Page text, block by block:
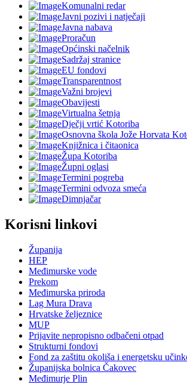
Komunalni redar
Javni pozivi i natječaji
Javna nabava
Proračun
Općinski načelnik
Sadržaj stranice
EU fondovi
Transparentnost
Važni brojevi
Obavijesti
Virtualna šetnja
Dječji vrtić Kotoriba
Osnovna škola Jože Horvata
Knjižnica i čitaonica
Župa Kotoriba
Župni oglasi
Termini pogreba
Termini odvoza smeća
Dimnjačar
Korisni linkovi
Županija
HEP
Međimurske vode
Prekom
Međimurska priroda
Lag Mura Drava
Hrvatske željeznice
MUP
Prijavite nepropisno odbačeni otpad
Strukturni fondovi
Fond za zaštitu okoliša i energetsku
Županijska bolnica Čakovec
Međimurje Plin